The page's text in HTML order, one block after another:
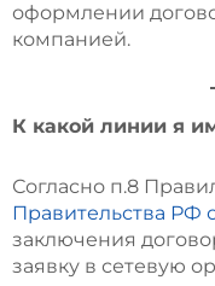
оформлении
компанией.
К какой линии я
Согласно п.8
Правительства РФ
заключения
заявку в сетевую